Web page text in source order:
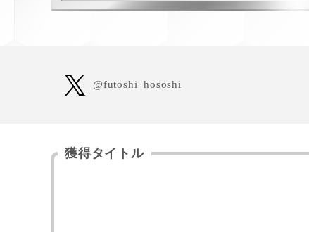
@futoshi_hososhi
獲得タイトル